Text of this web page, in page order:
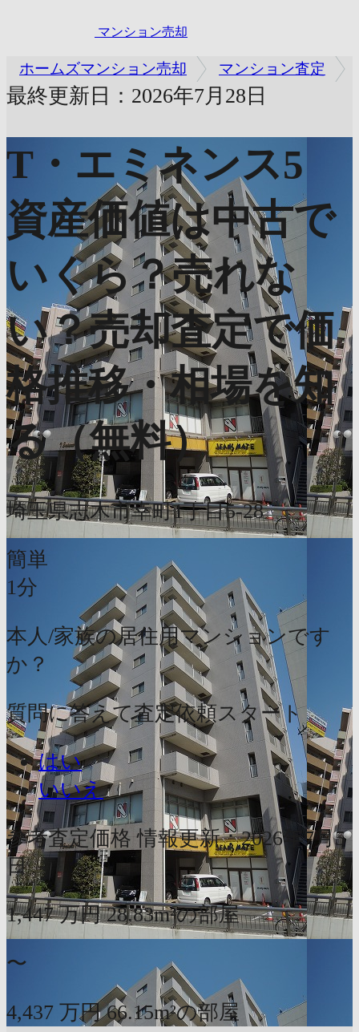
マンション売却
ホームズマンション売却 マンション査定
最終更新日：2026年7月28日
T・エミネンス5
資産価値は中古で
いくら？売れな
い？売却査定で価
格推移・相場を知
る（無料）
埼玉県志木市幸町1丁目5-28
簡単
1分
本人/家族の居住用マンションです
か？
質問に答えて査定依頼スタート
はい
いいえ
参考査定価格 情報更新：2026年7月5
日
1,447 万円 28.83m²の部屋
〜
4,437 万円 66.15m²の部屋